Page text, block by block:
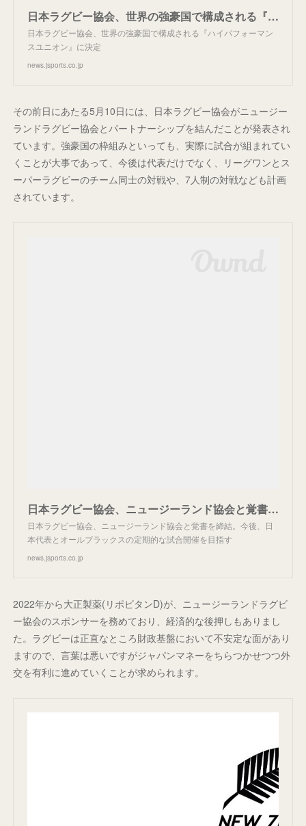
日本ラグビー協会、世界の強豪国で構成される『ハイパフォーマンスユニオン』に決定
日本ラグビー協会、世界の強豪国で構成される『ハイパフォーマン
スユニオン』に決定
news.jsports.co.jp
その前日にあたる5月10日には、日本ラグビー協会がニュージー
ランドラグビー協会とパートナーシップを結んだことが発表され
ています。強豪国の枠組みといっても、実際に試合が組まれてい
くことが大事であって、今後は代表だけでなく、リーグワンとス
ーパーラグビーのチーム同士の対戦や、7人制の対戦なども計画
されています。
日本ラグビー協会、ニュージーランド協会と覚書を締結。今後、日本代表とオールブラックスの定期的な試合開催を目指す
日本ラグビー協会、ニュージーランド協会と覚書を締結。今後、日
本代表とオールブラックスの定期的な試合開催を目指す
news.jsports.co.jp
2022年から大正製薬(リポビタンD)が、ニュージーランドラグビ
ー協会のスポンサーを務めており、経済的な後押しもありまし
た。ラグビーは正直なところ財政基盤において不安定な面があり
ますので、言葉は悪いですがジャパンマネーをちらつかせつつ外
交を有利に進めていくことが求められます。